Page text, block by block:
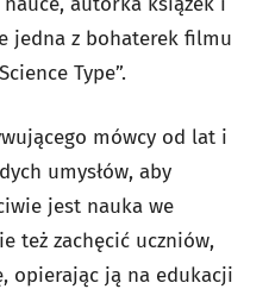
jedna z bohaterek filmu
Type”.
mówcy od lat i
umysłów, aby
jest nauka we
też zachęcić uczniów,
opierając ją na edukacji